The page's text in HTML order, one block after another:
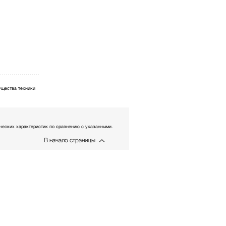
техники
характеристик по сравнению с указанными.
В начало страницы